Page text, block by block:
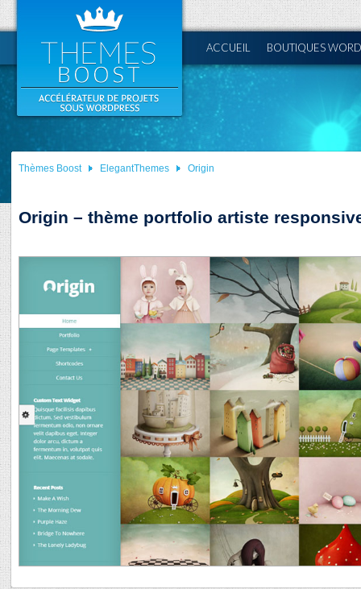
ACCUEIL BOUTIQUES
Thèmes Boost ElegantThemes Origin
Origin – thème portfolio artiste